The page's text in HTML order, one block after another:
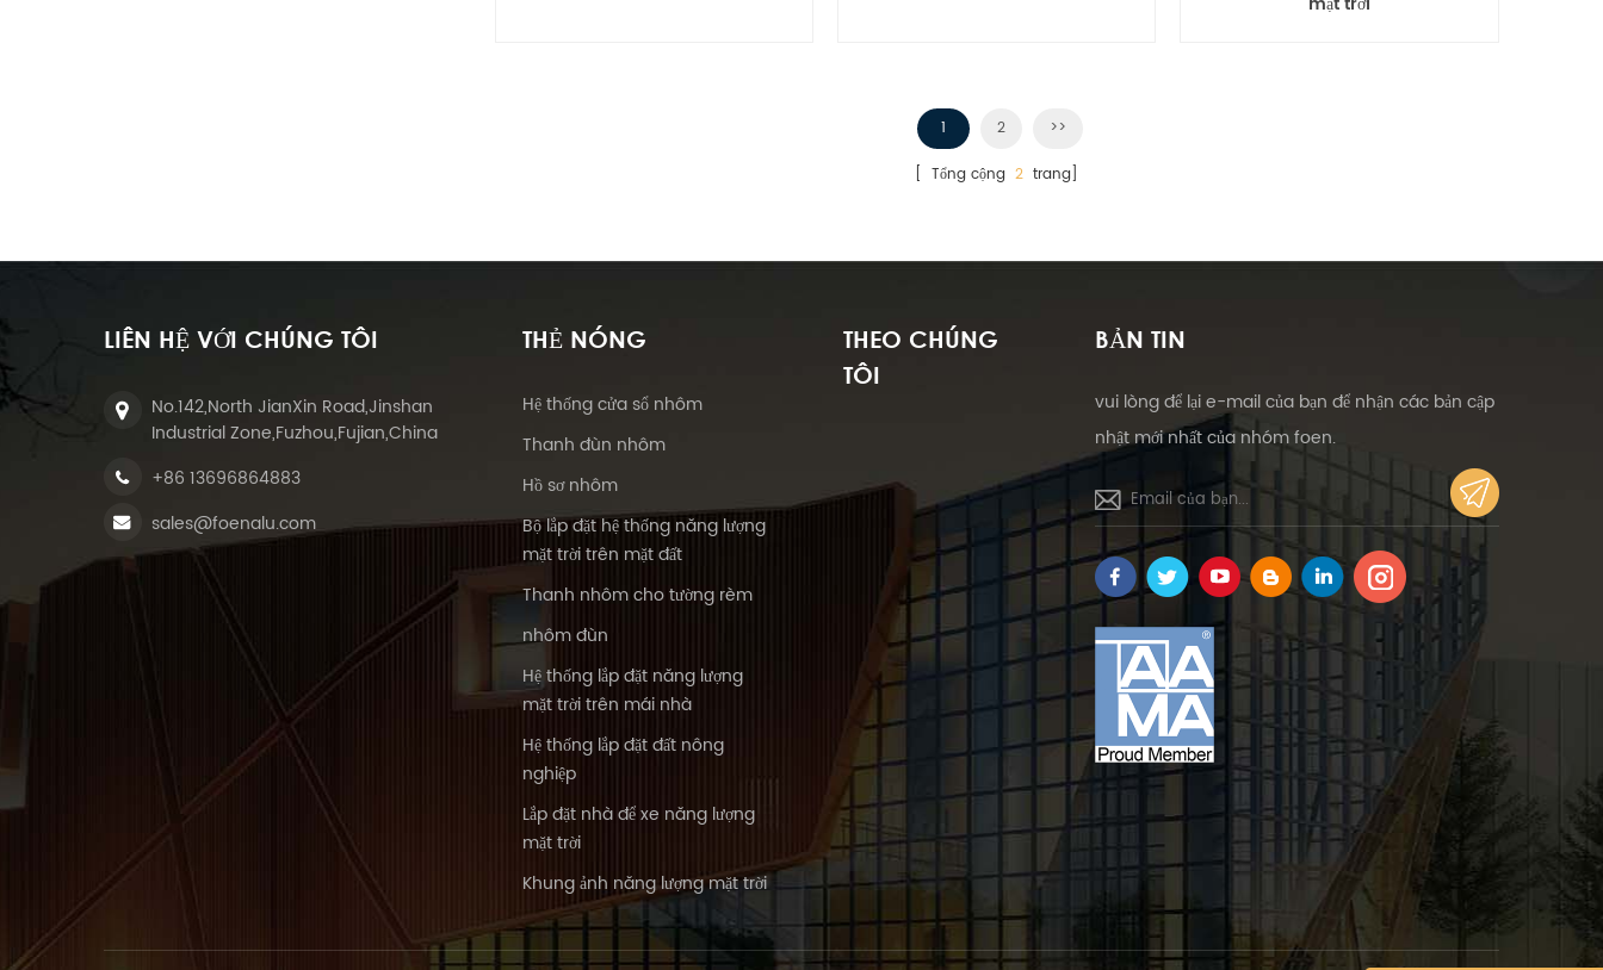
1 2 >>
[ Tổng cộng2 trang]
LIÊN HỆ VỚI CHÚNG TÔI
No.142,North JianXin Road,Jinshan
Industrial Zone,Fuzhou,Fujian,China
+86 13696864883
sales@foenalu.com
THẺ NÓNG
Hệ thống cửa sổ nhôm
Thanh đùn nhôm
Hồ sơ nhôm
Bộ lắp đặt hệ thống năng lượng
mặt trời trên mặt đất
Thanh nhôm cho tường rèm
nhôm đùn
Hệ thống lắp đặt năng lượng
mặt trời trên mái nhà
Hệ thống lắp đặt đất nông
nghiệp
Lắp đặt nhà để xe năng lượng
mặt trời
Khung ảnh năng lượng mặt trời
THEO CHÚNG
TÔI
BẢN TIN
vui lòng để lại e-mail của bạn để nhận các bản cập
nhật mới nhất của nhóm foen.